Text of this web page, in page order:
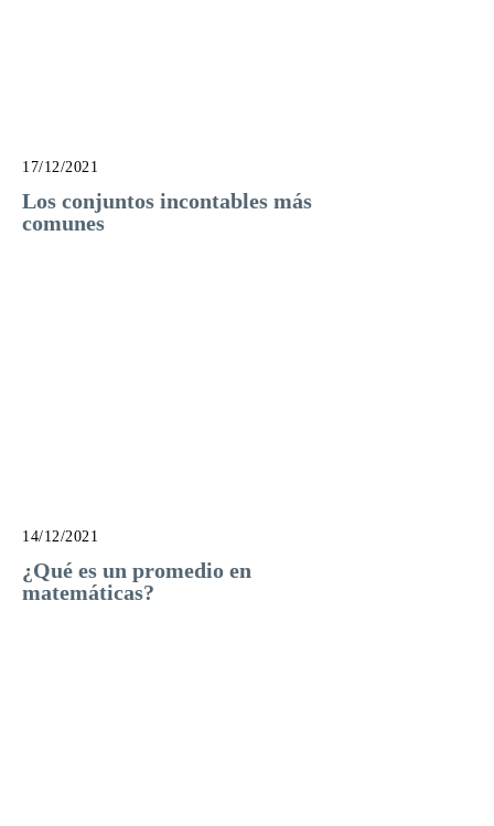
17/12/2021
Los conjuntos incontables más
comunes
14/12/2021
¿Qué es un promedio en
matemáticas?